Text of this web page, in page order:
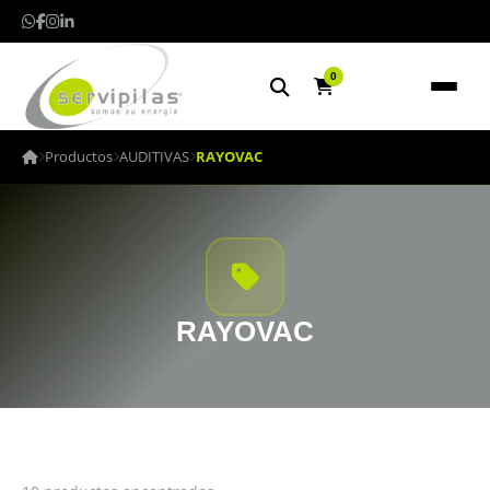
0
Productos AUDITIVAS RAYOVAC
RAYOVAC